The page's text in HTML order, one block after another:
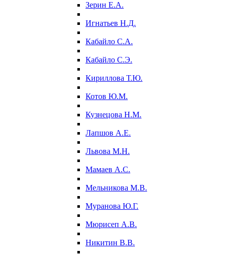
Зерин Е.А.
Игнатьев Н.Д.
Кабайло С.А.
Кабайло С.Э.
Кириллова Т.Ю.
Котов Ю.М.
Кузнецова Н.М.
Лапшов А.Е.
Львова М.Н.
Мамаев А.С.
Мельникова М.В.
Муранова Ю.Г.
Мюрисеп А.В.
Никитин В.В.